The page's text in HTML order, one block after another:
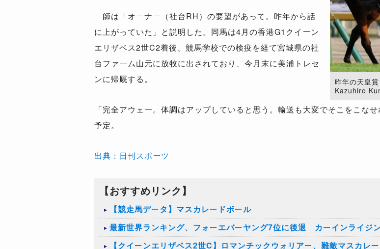
昨年の天皇
Kazuhiro
師は「オーナー（社台RH）の要望があって。昨年から話
に上がっていた」と説明した。同馬は4月の香港G1クイーン
エリザベス2世C2着後、競馬学校での検疫を経て宮城県の社
台ファーム山元に放牧に出されており、今月末に美浦トレセ
ンに帰厩する。
「完全アウェー。体調はアップしていると思う。輸送も大変でそこをこな
予定。
出典：日刊スポーツ
【おすすめリンク】
【競走馬データ】マスカレードボール
最新世界ランキング、フォーエバーヤング7位に後退 カーインライジ
【クイーンエリザベス2世C】ロマンチックウォリアー、難敵マスカレ